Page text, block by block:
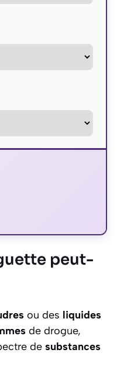
peut-
ou des liquides
de drogue,
de substances